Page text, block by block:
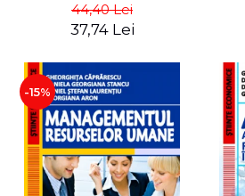
44,40 Lei
37,74 Lei
-15%